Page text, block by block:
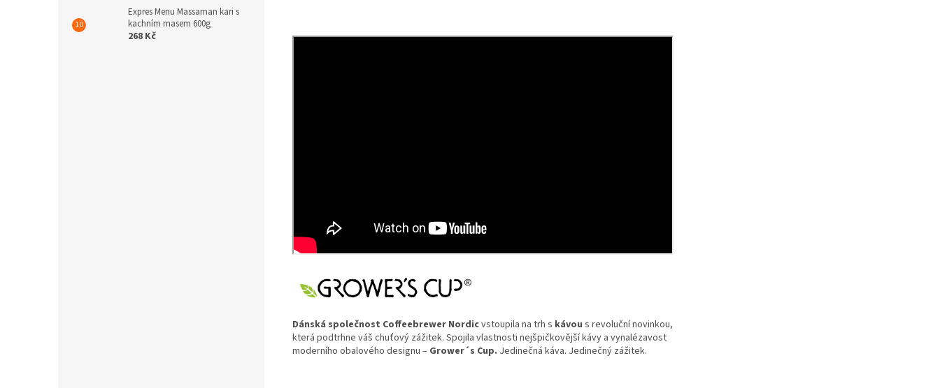
Expres Menu Massaman kari s
kachním masem 600g
268 Kč
Dánská společnost Coffeebrewer Nordicvstoupila na trh s kávou s revoluční novinkou,
která podtrhne váš chuťový zážitek. Spojila vlastnosti nejšpičkovější kávy a vynalézavost
moderního obalového designu – Grower´s Cup. Jedinečná káva. Jedinečný zážitek.